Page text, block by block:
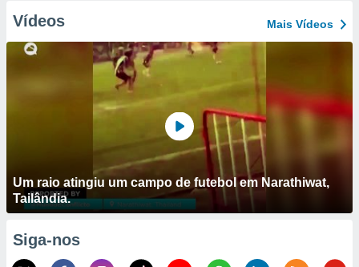
Vídeos Mais Vídeos
Um raio atingiu um campo de futebol em Narathiwat,
Tailândia.
Siga-nos